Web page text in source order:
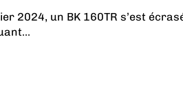
2024, un BK 160TR s’est